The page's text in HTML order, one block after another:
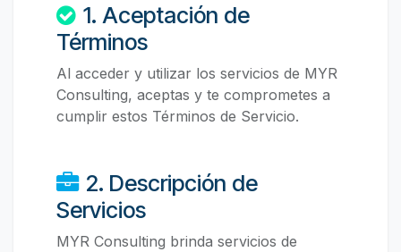
1. Aceptación de
Términos
Al acceder y utilizar los servicios de MYR
Consulting, aceptas y te comprometes a
cumplir estos Términos de Servicio.
2. Descripción de
Servicios
MYR Consulting brinda servicios de